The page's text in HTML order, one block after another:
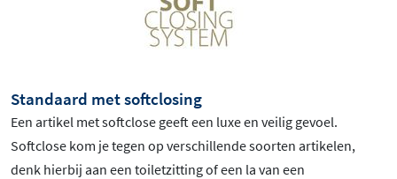
Standaard met softclosing
Een artikel met softclose geeft een luxe en veilig gevoel.
Softclose kom je tegen op verschillende soorten artikelen,
denk hierbij aan een toiletzitting of een la van een